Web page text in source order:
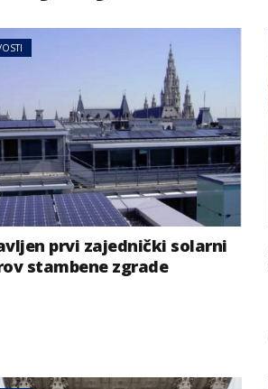
prvi zajednički solarni
stambene zgrade